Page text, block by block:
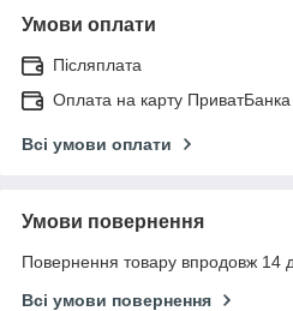
Умови оплати
Післяплата
Оплата на карту ПриватБанка
Всі умови оплати
Умови повернення
Повернення товару впродовж 14
Всі умови повернення